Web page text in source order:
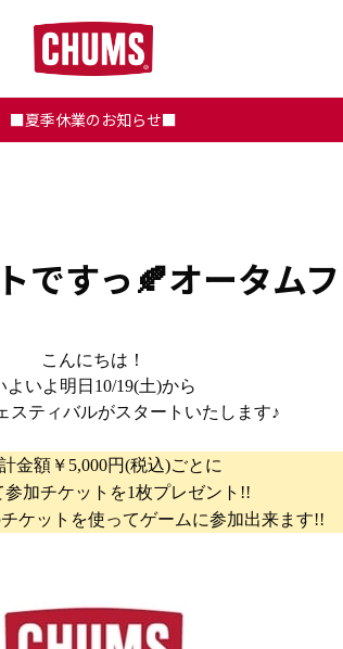
■夏季休業のお知らせ■
すっ🍂オータム
こんにちは！
よいよ明日10/19(土)から
スティバルがスタートいたします♪
金額￥5,000円(税込)ごとに
参加チケットを1枚プレゼント!!
ケットを使ってゲームに参加出来ます!!